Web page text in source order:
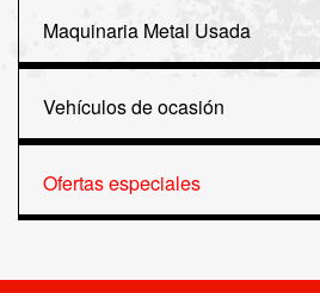
Maquinaria Metal Usada
Vehículos de ocasión
Ofertas especiales